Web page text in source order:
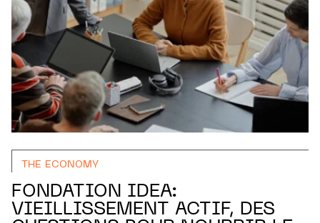
THE ECONOMY
FONDATION IDEA:
VIEILLISSEMENT ACTIF, DES